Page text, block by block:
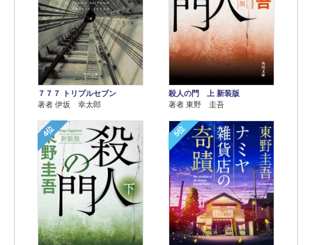
７７７ トリプルセブン
著者 伊坂 幸太郎
殺人の門 上 新装版
著者 東野 圭吾
4位 5位